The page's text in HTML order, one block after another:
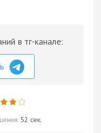
в тг-канале:
52 сек.